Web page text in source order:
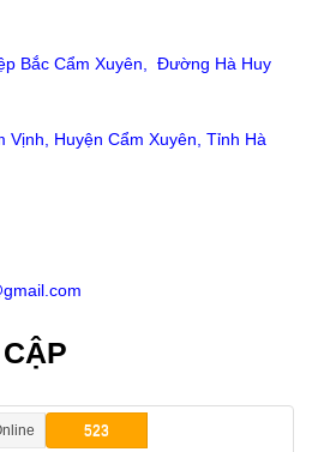
Bắc Cẩm Xuyên, Đường Hà Huy
Vịnh, Huyện Cẩm Xuyên, Tỉnh Hà
523